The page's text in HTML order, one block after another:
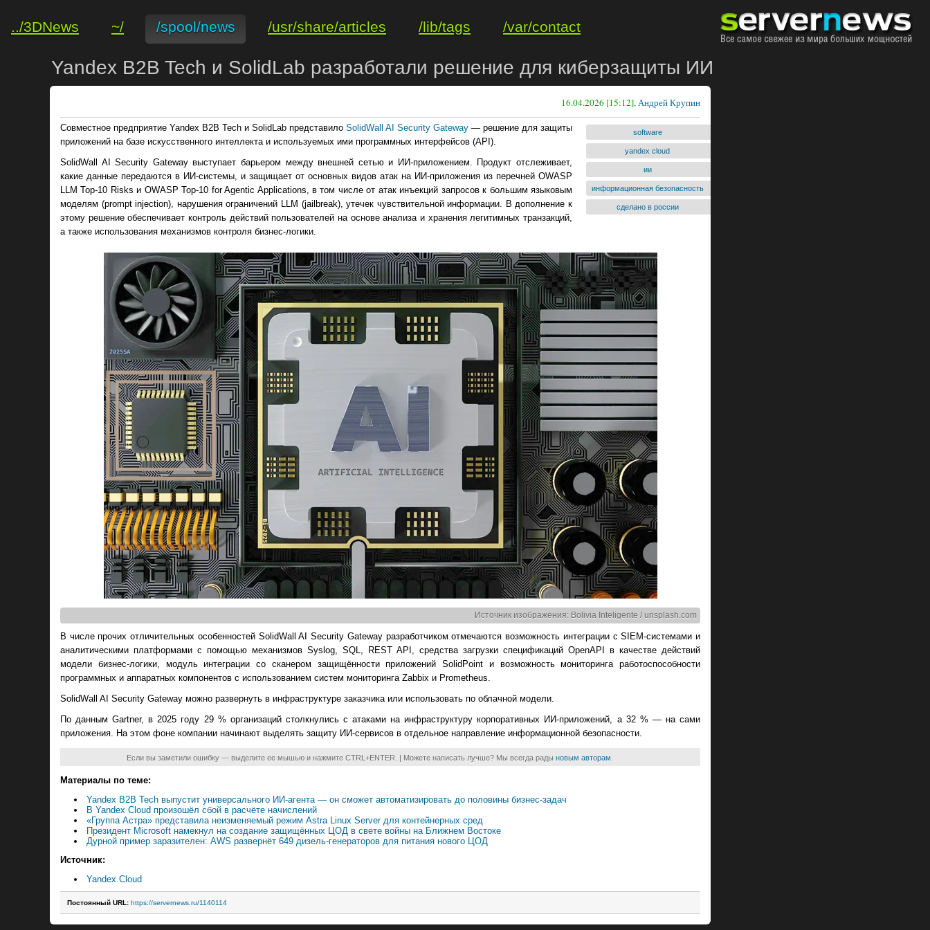
../3DNews ~/ /spool/news /usr/share/articles /lib/tags /var/contact
Yandex B2B Tech и SolidLab разработали решение для киберзащиты ИИ
16.04.2026 [15:12],Андрей Крупин
software
yandex cloud
ии
информационная безопасность
сделано в россии
Совместное предприятие Yandex B2B Tech и SolidLab представило SolidWall AI Security Gateway — решение для защиты
приложений на базе искусственного интеллекта и используемых ими программных интерфейсов (API).
SolidWall AI Security Gateway выступает барьером между внешней сетью и ИИ‑приложением. Продукт отслеживает,
какие данные передаются в ИИ-системы, и защищает от основных видов атак на ИИ-приложения из перечней OWASP
LLM Тор-10 Risks и OWASP Тор-10 for Agentic Applications, в том числе от атак инъекций запросов к большим языковым
моделям (prompt injection), нарушения ограничений LLM (jailbreak), утечек чувствительной информации. В дополнение к
этому решение обеспечивает контроль действий пользователей на основе анализа и хранения легитимных транзакций,
а также использования механизмов контроля бизнес-логики.
Источник изображения: Bolivia Inteligente / unsplash.com
В числе прочих отличительных особенностей SolidWall AI Security Gateway разработчиком отмечаются возможность интеграции с SIEM-системами и
аналитическими платформами с помощью механизмов Syslog, SQL, REST API, средства загрузки спецификаций OpenAPI в качестве действий
модели бизнес-логики, модуль интеграции со сканером защищённости приложений SolidPoint и возможность мониторинга работоспособности
программных и аппаратных компонентов с использованием систем мониторинга Zabbix и Prometheus.
SolidWall AI Security Gateway можно развернуть в инфраструктуре заказчика или использовать по облачной модели.
По данным Gartner, в 2025 году 29 % организаций столкнулись с атаками на инфраструктуру корпоративных ИИ-приложений, а 32 % — на сами
приложения. На этом фоне компании начинают выделять защиту ИИ-сервисов в отдельное направление информационной безопасности.
Если вы заметили ошибку — выделите ее мышью и нажмите CTRL+ENTER. | Можете написать лучше? Мы всегда рады новым авторам
Материалы по теме:
Yandex B2B Tech выпустит универсального ИИ-агента — он сможет автоматизировать до половины бизнес-задач
В Yandex Cloud произошёл сбой в расчёте начислений
«Группа Астра» представила неизменяемый режим Astra Linux Server для контейнерных сред
Президент Microsoft намекнул на создание защищённых ЦОД в свете войны на Ближнем Востоке
Дурной пример заразителен: AWS развернёт 649 дизель-генераторов для питания нового ЦОД
Источник:
Yandex.Cloud
Постоянный URL: https://servernews.ru/1140114